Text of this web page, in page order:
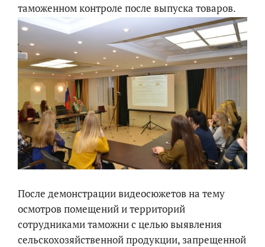
таможенном контроле после выпуска товаров.
После демонстрации видеосюжетов на тему
осмотров помещений и территорий
сотрудниками таможни с целью выявления
сельскохозяйственной продукции, запрещенной